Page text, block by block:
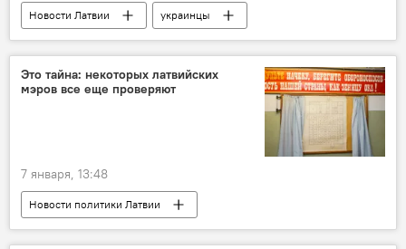
Новости Латвии
украинцы
Беженцы в Латвии и ЕС
латышский язык
Это тайна: некоторых латвийских
мэров все еще проверяют
7 января, 13:48
Новости политики Латвии
Служба государственной безопасности